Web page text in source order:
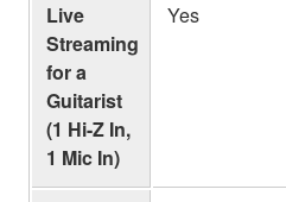
Live
Streaming
for a
Guitarist
(1 Hi-Z In,
1 Mic In)
Yes